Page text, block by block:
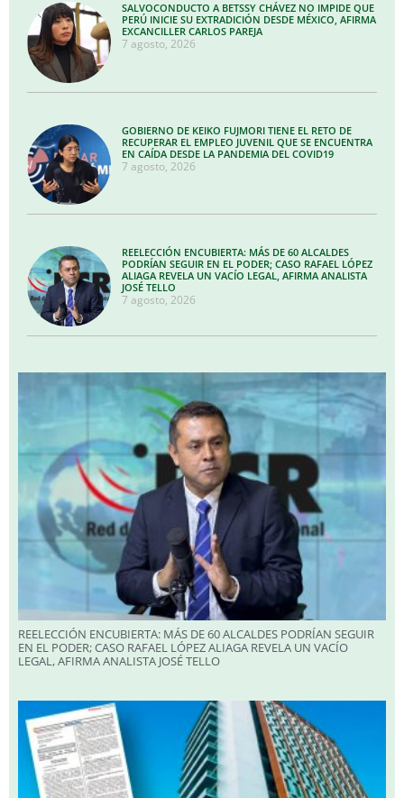
SALVOCONDUCTO A BETSSY CHÁVEZ NO IMPIDE QUE
PERÚ INICIE SU EXTRADICIÓN DESDE MÉXICO, AFIRMA
EXCANCILLER CARLOS PAREJA
7 agosto, 2026
GOBIERNO DE KEIKO FUJMORI TIENE EL RETO DE
RECUPERAR EL EMPLEO JUVENIL QUE SE ENCUENTRA
EN CAÍDA DESDE LA PANDEMIA DEL COVID19
7 agosto, 2026
REELECCIÓN ENCUBIERTA: MÁS DE 60 ALCALDES
PODRÍAN SEGUIR EN EL PODER; CASO RAFAEL LÓPEZ
ALIAGA REVELA UN VACÍO LEGAL, AFIRMA ANALISTA
JOSÉ TELLO
7 agosto, 2026
REELECCIÓN ENCUBIERTA: MÁS DE 60 ALCALDES PODRÍAN SEGUIR
EN EL PODER; CASO RAFAEL LÓPEZ ALIAGA REVELA UN VACÍO
LEGAL, AFIRMA ANALISTA JOSÉ TELLO